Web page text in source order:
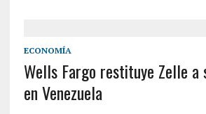
ECONOMÍA
Wells Fargo restituye Zelle a
en Venezuela